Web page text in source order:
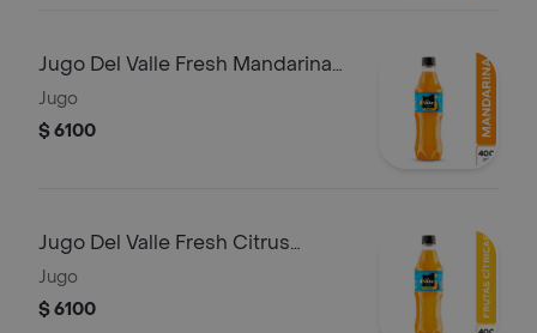
Jugo Del Valle Fresh Mandarina
400ml
Jugo
$ 6100
Jugo Del Valle Fresh Citrus
400ml
Jugo
$ 6100